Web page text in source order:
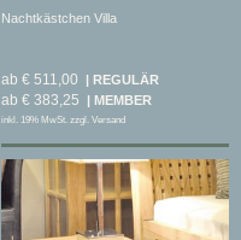
Nachtkästchen Villa
ab € 511,00
ab € 383,25
inkl. 19% MwSt. zzgl. Versand